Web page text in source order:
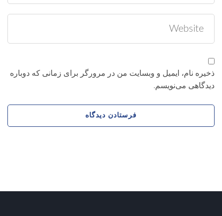
نام، ایمیل و وبسایت من در مرورگر برای زمانی که دوباره
می‌نویسم.